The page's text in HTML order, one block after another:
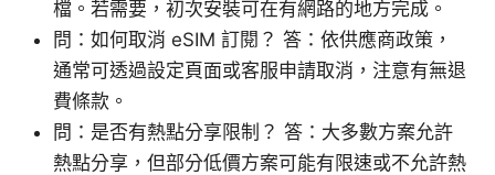
檔。若需要，初次安裝可在有網路的地方完成。
問：如何取消 eSIM 訂閱？ 答：依供應商政策，
通常可透過設定頁面或客服申請取消，注意有無退
費條款。
問：是否有熱點分享限制？ 答：大多數方案允許
熱點分享，但部分低價方案可能有限速或不允許熱